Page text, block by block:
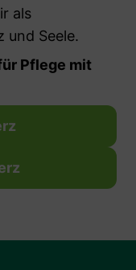
als
und Seele.
Pflege mit